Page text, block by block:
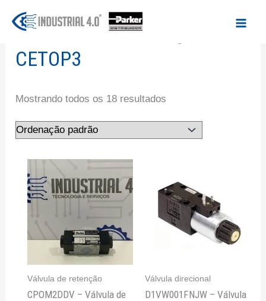
para
conteúdo
CETOP3
Mostrando todos os 18 resultados
Válvula de retenção
CPOM2DDV – Válvula de
Válvula direcional
D1VW001FNJW – Válvula